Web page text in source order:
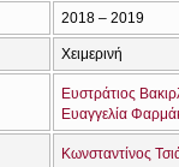
2018 – 2019
Χειμερινή
Ευστράτιος
Ευαγγελία
Κωνσταντίνος